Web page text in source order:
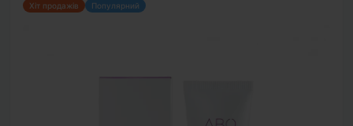
Хіт продажів Популярний